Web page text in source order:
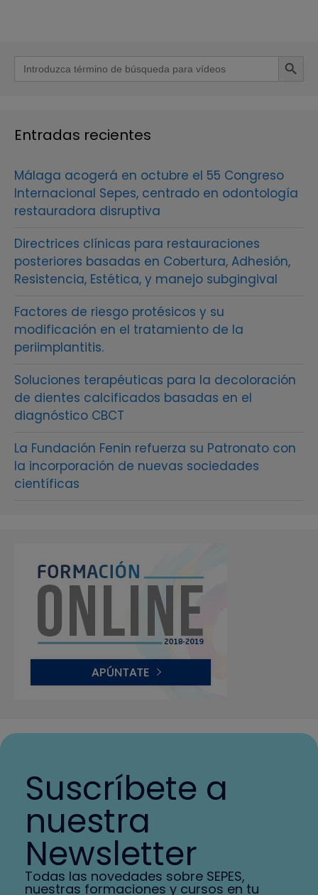
Buscar: Botón de
Entradas recientes
Málaga acogerá en octubre el 55 Congreso
Internacional Sepes, centrado en odontología
restauradora disruptiva
Directrices clínicas para restauraciones
posteriores basadas en Cobertura, Adhesión,
Resistencia, Estética, y manejo subgingival
Factores de riesgo protésicos y su
modificación en el tratamiento de la
periimplantitis.
Soluciones terapéuticas para la decoloración
de dientes calcificados basadas en el
diagnóstico CBCT
La Fundación Fenin refuerza su Patronato con
la incorporación de nuevas sociedades
científicas
Suscríbete a
nuestra
Newsletter
Todas las novedades sobre SEPES,
nuestras formaciones y cursos en tu